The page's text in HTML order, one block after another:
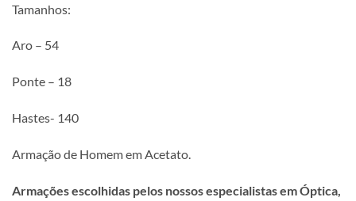
Tamanhos:
Aro – 54
Ponte – 18
Hastes- 140
Armação de Homem em Acetato.
Armações escolhidas pelos nossos especialistas em Óptica,